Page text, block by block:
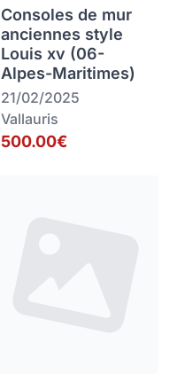
Consoles de mur
anciennes style
Louis xv (06-
Alpes-Maritimes)
21/02/2025
Vallauris
500.00€